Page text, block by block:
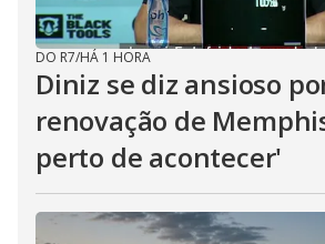
DO R7/HÁ 1 HORA
Diniz se diz ansioso
renovação de
perto de acontecer'